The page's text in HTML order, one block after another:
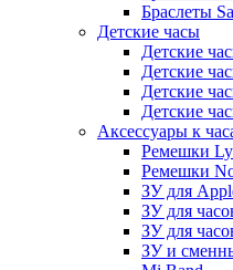
Браслеты
Детские часы
Детские
Детские
Детские
Детские
Аксессуары к
Ремешки
Ремешки
ЗУ для
ЗУ для
ЗУ для
ЗУ и